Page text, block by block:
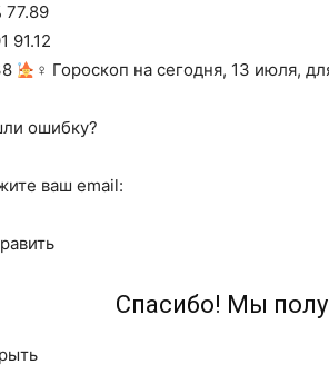
77.89
91.12
‍♀ Гороскоп на сегодня, 13 июля,
ошибку?
ваш email:
Спасибо! Мы